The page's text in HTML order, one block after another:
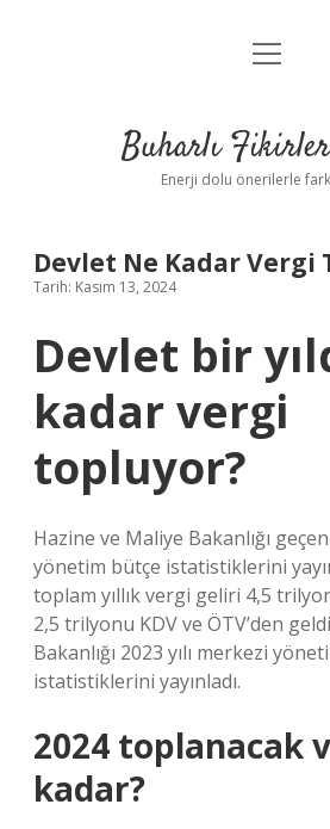
Anasayfa
Yasal Uyarı
menüyü
Buharlı
Enerji dolu önerilerle
Devlet Ne Kadar Vergi
Tarih: Kasım 13, 2024
Devlet bir
kadar vergi
topluyor?
Hazine ve Maliye Bakanlığı
yönetim bütçe istatistiklerini
toplam yıllık vergi geliri 4,5
2,5 trilyonu KDV ve ÖTV’den
Bakanlığı 2023 yılı merkezi
istatistiklerini yayınladı.
2024 toplanacak
kadar?